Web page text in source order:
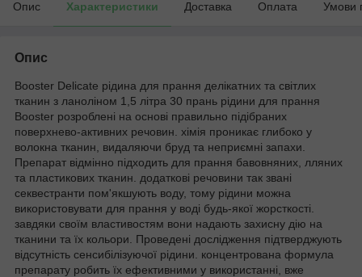
Опис Характеристики Доставка Оплата Умови
Опис
Booster Delicate рідина для прання делікатних та світлих
тканин з ланоліном 1,5 літра 30 прань рідини для прання
Booster розроблені на основі правильно підібраних
поверхнево-активних речовин. хімія проникає глибоко у
волокна тканин, видаляючи бруд та неприємні запахи.
Препарат відмінно підходить для прання бавовняних, лляних
та пластикових тканин. додаткові речовини так звані
секвестранти пом'якшують воду, тому рідини можна
використовувати для прання у воді будь-якої жорсткості.
завдяки своїм властивостям вони надають захисну дію на
тканини та їх кольори. Проведені дослідження підтверджують
відсутність сенсибілізуючої рідини. концентрована формула
препарату робить їх ефективними у використанні, вже